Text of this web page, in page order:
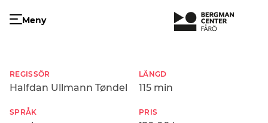
Meny
REGISSÖR
Halfdan Ullmann Tøndel
LÄNGD
115 min
SPRÅK PRIS